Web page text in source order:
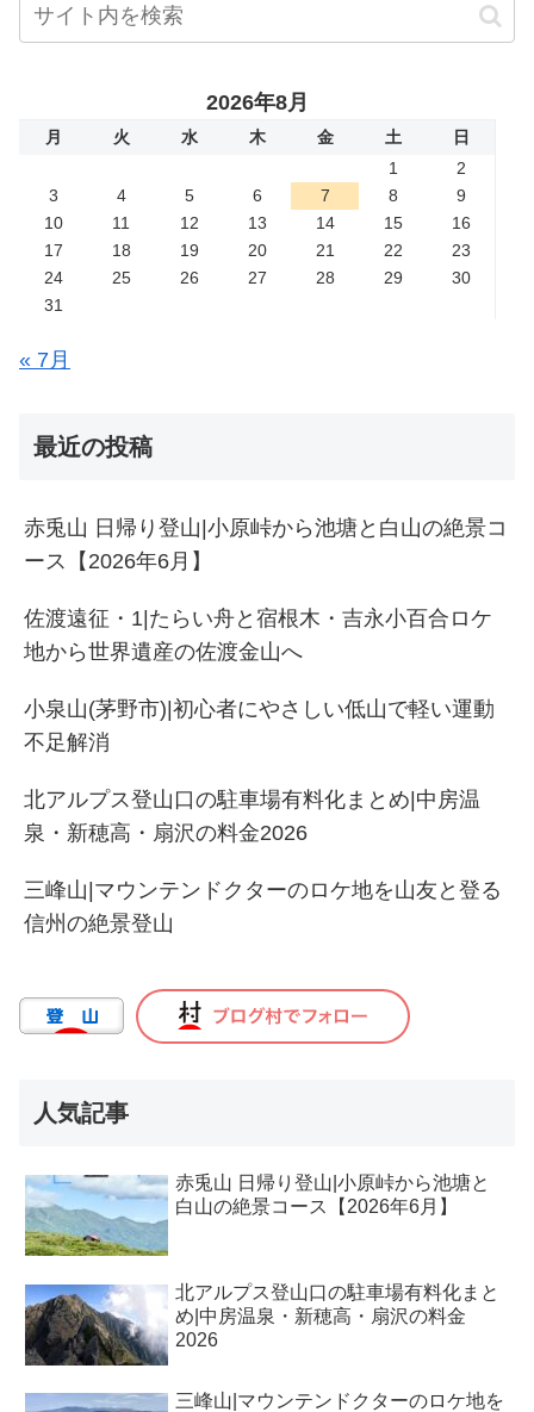
2026年8月
月 火 水 木 金 土
日
1
2
3
4 5 6 7 8
9
10
11 12 13 14 15
16
17
18 19 20 21 22
23
24
25 26 27 28 29
30
31
« 7月
最近の投稿
赤兎山 日帰り登山|小原峠から池塘と白山の絶景コ
ース【2026年6月】
佐渡遠征・1|たらい舟と宿根木・吉永小百合ロケ
地から世界遺産の佐渡金山へ
小泉山(茅野市)|初心者にやさしい低山で軽い運動
不足解消
北アルプス登山口の駐車場有料化まとめ|中房温
泉・新穂高・扇沢の料金2026
三峰山|マウンテンドクターのロケ地を山友と登る
信州の絶景登山
人気記事
赤兎山 日帰り登山|小原峠から池塘と
白山の絶景コース【2026年6月】
北アルプス登山口の駐車場有料化まと
め|中房温泉・新穂高・扇沢の料金
2026
三峰山|マウンテンドクターのロケ地を